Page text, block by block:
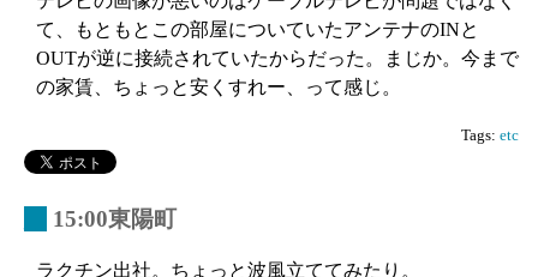
て、もともとこの部屋についていたアンテナのINと
OUTが逆に接続されていたからだった。まじか。今まで
の家賃、ちょっと安くすれー、って感じ。
Tags: etc
15:00東陽町
ラクチン出社。ちょっと波風立ててみたり。